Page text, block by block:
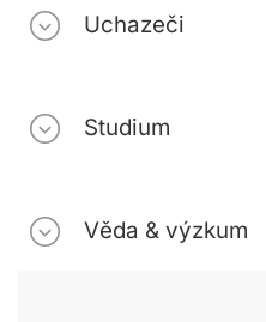
Uchazeči
Studium
Věda & výzkum